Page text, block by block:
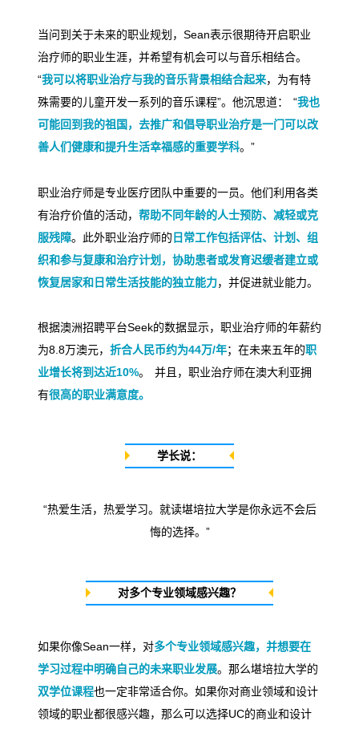
当问到关于未来的职业规划， Sean表示很期待开启职业
治疗师的职业生涯，并希望有机会可以与音乐相结合。
“我可以将职业治疗与我的音乐背景相结合起来，为有特
殊需要的儿童开发一系列的音乐课程”。他沉思道： “我也
可能回到我的祖国，去推广和倡导职业治疗是一门可以改
善人们健康和提升生活幸福感的重要学科。 ”
职业治疗师是专业医疗团队中重要的一员。他们利用各类
有治疗价值的活动， 帮助不同年龄的人士预防、减轻或克
服残障。此外职业治疗师的 日常工作包括评估、计划、组
织和参与复康和治疗计划，协助患者或发育迟缓者建立或
恢复居家和日常生活技能的独立能力，并促进就业能力。
根据澳洲招聘平台Seek的数据显示，职业治疗师的年薪约
为8.8万澳元， 折合人民币约为44万/年；在未来五年的职
业增长将到达近10%。 并且，职业治疗师在澳大利亚拥
有很高的职业满意度。
学长说：
“热爱生活，热爱学习。就读堪培拉大学是你永远不会后
悔的选择。 ”
对多个专业领域感兴趣？
如果你像Sean一样，对多个专业领域感兴趣，并想要在
学习过程中明确自己的未来职业发展。那么堪培拉大学的
双学位课程也一定非常适合你。如果你对商业领域和设计
领域的职业都很感兴趣，那么可以选择UC的商业和设计